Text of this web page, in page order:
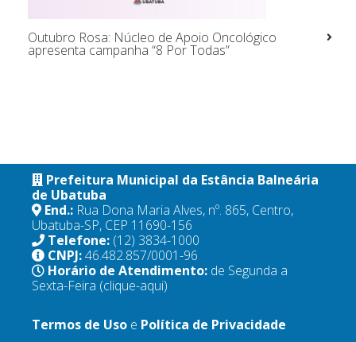
Outubro Rosa: Núcleo de Apoio Oncológico
apresenta campanha “8 Por Todas”
Prefeitura Municipal da Estância Balneária
de Ubatuba
End.: Rua Dona Maria Alves, nº. 865, Centro,
Ubatuba-SP, CEP 11690-156
Telefone: (12) 3834-1000
CNPJ:46.482.857/0001-96
Horário de Atendimento: de Segunda a
Sexta-Feira (clique-aqui)
Termos de Uso e Política de Privacidade